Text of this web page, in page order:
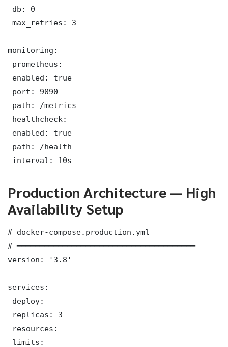
db: 0
max_retries: 3
monitoring:
prometheus:
enabled: true
port: 9090
path: /metrics
healthcheck:
enabled: true
path: /health
interval: 10s
Production Architecture — High
Availability Setup
# docker-compose.production.yml
# ═══════════════════════════════════════
version: '3.8'
services:
deploy:
replicas: 3
resources:
limits: